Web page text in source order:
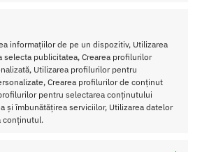
informațiilor de pe un dispozitiv, Utilizarea
publicitatea, Crearea profilurilor
Utilizarea profilurilor pentru
Crearea profilurilor de conținut
pentru selectarea conținutului
și îmbunătățirea serviciilor, Utilizarea datelor
conținutul.